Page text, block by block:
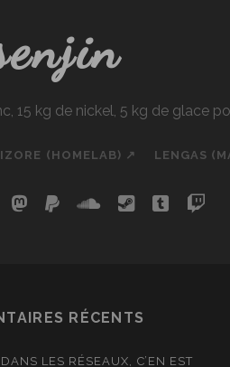
15 kg de nickel, 5 kg de glace
(HOMELAB) ↗ LENGAS
mastodon
paypalsoundcloud
steamtumblr
RÉCENTS
DANS LES RÉSEAUX, C’EN EST